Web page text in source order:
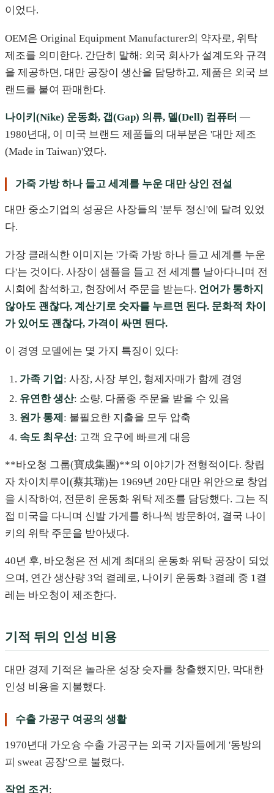
이었다.
OEM은 Original Equipment Manufacturer의 약자로, 위탁
제조를 의미한다. 간단히 말해: 외국 회사가 설계도와 규격
을 제공하면, 대만 공장이 생산을 담당하고, 제품은 외국 브
랜드를 붙여 판매한다.
나이키(Nike) 운동화, 갭(Gap) 의류, 델(Dell) 컴퓨터 —
1980년대, 이 미국 브랜드 제품들의 대부분은 '대만 제조
(Made in Taiwan)'였다.
가죽 가방 하나 들고 세계를 누운 대만 상인 전설
대만 중소기업의 성공은 사장들의 '분투 정신'에 달려 있었
다.
가장 클래식한 이미지는 '가죽 가방 하나 들고 세계를 누운
다'는 것이다. 사장이 샘플을 들고 전 세계를 날아다니며 전
시회에 참석하고, 현장에서 주문을 받는다. 언어가 통하지
않아도 괜찮다, 계산기로 숫자를 누르면 된다. 문화적 차이
가 있어도 괜찮다, 가격이 싸면 된다.
이 경영 모델에는 몇 가지 특징이 있다:
가족 기업 : 사장, 사장 부인, 형제자매가 함께 경영
유연한 생산: 소량, 다품종 주문을 받을 수 있음
원가 통제 : 불필요한 지출을 모두 압축
속도 최우선: 고객 요구에 빠르게 대응
**바오청 그룹(寶成集團)**의 이야기가 전형적이다. 창립
자 차이치루이(蔡其瑞)는 1969년 20만 대만 위안으로 창업
을 시작하여, 전문히 운동화 위탁 제조를 담당했다. 그는 직
접 미국을 다니며 신발 가게를 하나씩 방문하여, 결국 나이
키의 위탁 주문을 받아냈다.
40년 후, 바오청은 전 세계 최대의 운동화 위탁 공장이 되었
으며, 연간 생산량 3억 켤레로, 나이키 운동화 3켤레 중 1켤
레는 바오청이 제조한다.
기적 뒤의 인성 비용
대만 경제 기적은 놀라운 성장 숫자를 창출했지만, 막대한
인성 비용을 지불했다.
수출 가공구 여공의 생활
1970년대 가오슝 수출 가공구는 외국 기자들에게 '동방의
피 sweat 공장'으로 불렸다.
작업 조건: